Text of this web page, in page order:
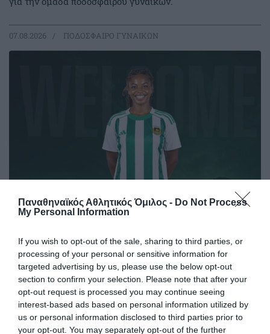
Παναθηναϊκός Αθλητικός Όμιλος - Do Not Process
My Personal Information
If you wish to opt-out of the sale, sharing to third parties, or
processing of your personal or sensitive information for
targeted advertising by us, please use the below opt-out
section to confirm your selection. Please note that after your
opt-out request is processed you may continue seeing
interest-based ads based on personal information utilized by
us or personal information disclosed to third parties prior to
your opt-out. You may separately opt-out of the further
07.08.2026 ΠΟΔΟΣΦΑΙΡΟ ΓΥΝΑΙΚΩΝ
Με το τριφύλλι στο στήθος η
Sydney Shepherd
Ο Παναθηναϊκός Αθλητικός Όμιλος ανακοινώνει την
έναρξη της συνεργασίας του με τη Sydney Shepherd για το
τμήμα ποδοσφαίρου γυναικών.
06.08.2026 ΠΟΔΟΣΦΑΙΡΟ ΓΥΝΑΙΚΩΝ